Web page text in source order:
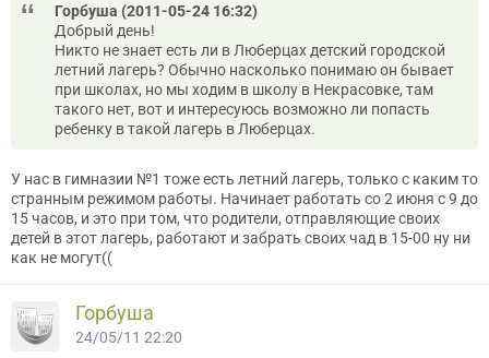
Горбуша (2011-05-24 16:32)
Добрый день!
Никто не знает есть ли в Люберцах детский городской
летний лагерь? Обычно насколько понимаю он бывает
при школах, но мы ходим в школу в Некрасовке, там
такого нет, вот и интересуюсь возможно ли попасть
ребенку в такой лагерь в Люберцах.
У нас в гимназии №1 тоже есть летний лагерь, только с каким то
странным режимом работы. Начинает работать со 2 июня с 9 до
15 часов, и это при том, что родители, отправляющие своих
детей в этот лагерь, работают и забрать своих чад в 15-00 ну ни
как не могут((
Горбуша
24/05/11 22:20